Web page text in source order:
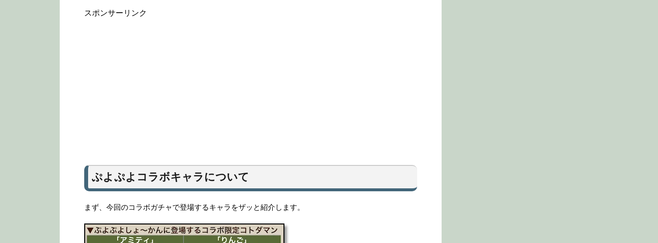
スポンサーリンク
ぷよぷよコラボキャラについて
まず、今回のコラボガチャで登場するキャラをザッと紹介します。